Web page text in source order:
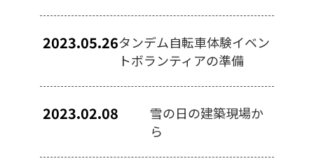
2023.05.26タンデム自転車体験イベン
トボランティアの準備
2023.02.08
雪の日の建築現場か
ら